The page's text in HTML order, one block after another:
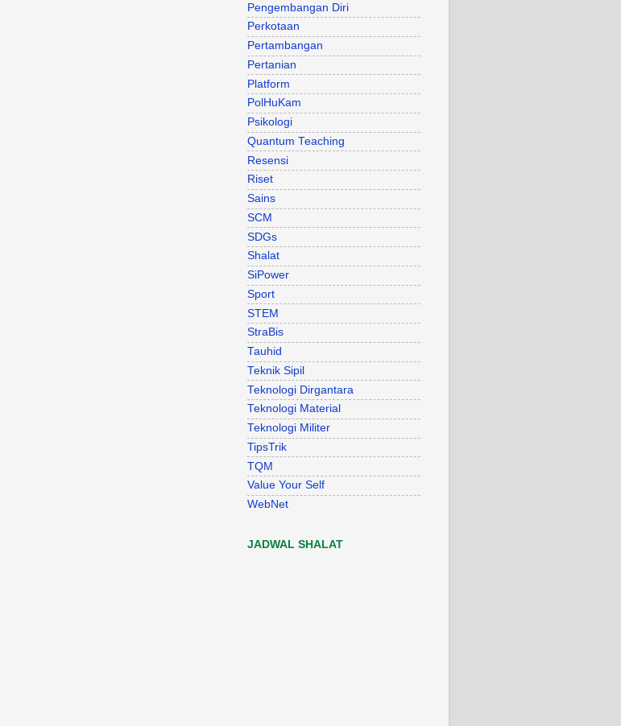
Pengembangan Diri
Perkotaan
Pertambangan
Pertanian
Platform
PolHuKam
Psikologi
Quantum Teaching
Resensi
Riset
Sains
SCM
SDGs
Shalat
SiPower
Sport
STEM
StraBis
Tauhid
Teknik Sipil
Teknologi Dirgantara
Teknologi Material
Teknologi Militer
TipsTrik
TQM
Value Your Self
WebNet
JADWAL SHALAT